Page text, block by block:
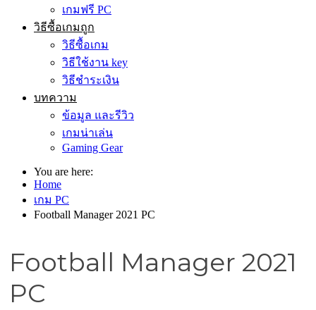
เกมฟรี PC
วิธีซื้อเกมถูก
วิธีซื้อเกม
วิธีใช้งาน key
วิธีชำระเงิน
บทความ
ข้อมูล และรีวิว
เกมน่าเล่น
Gaming Gear
You are here:
Home
เกม PC
Football Manager 2021 PC
Football Manager 2021
PC